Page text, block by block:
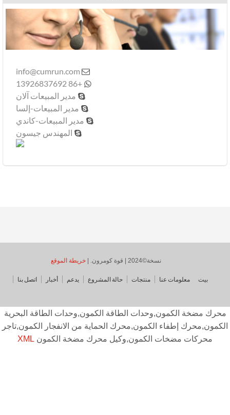

info@cumrun.com
+86 13926837692
مدير المبيعات آلان
مدير المبيعات-إلسا
مدير المبيعات-كاندي
المهندس جيسون
نسخة©2024 | قوة كومرون. | خريطة الموقع
بيت معلومات عنا منتجات حالة المشروع يدعم أخبار اتصل بنا
مضخة الكمون,وحدات الطاقة الكمون,وحدات الطاقة البحرية
إطفاء الكمون,محرك الحماية من الانفجار الكمون,تاجر
محركات مضخات الكمون,وكيل محرك مضخة الكمونXML